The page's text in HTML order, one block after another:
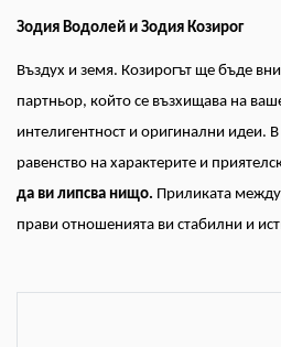
Зодия Водолей и Зодия Козирог
Въздух и земя. Козирогът ще бъде
партньор, който се възхищава на
интелигентност и оригинални идеи.
равенство на характерите и
да ви липсва нищо. Приликата между
прави отношенията ви стабилни и